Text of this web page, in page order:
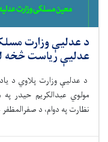
د عدلیې وزارت
عدلیې ریاست څخه
د عدلیې وزارت پلاوي د
مولوي عبدالکریم حیدر
نظارت په دوام، د